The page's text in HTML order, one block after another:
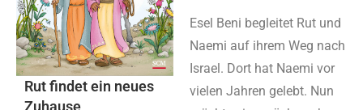
Rut findet ein neues
Esel Beni begleitet Rut und
Naemi auf ihrem Weg nach
Israel. Dort hat Naemi vor
vielen Jahren gelebt. Nun